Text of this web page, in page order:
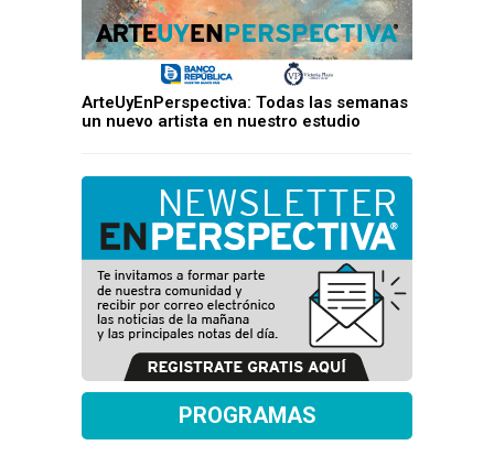
ArteUyEnPerspectiva: Todas las semanas
un nuevo artista en nuestro estudio
PROGRAMAS